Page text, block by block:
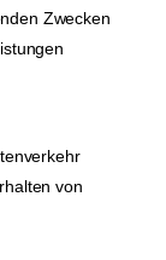
Zwecken
von